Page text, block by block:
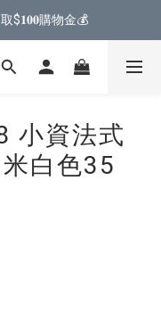
$𝟏𝟎𝟎購物金💰
小資法式
白色35